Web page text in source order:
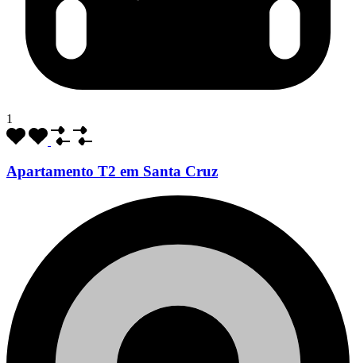
1
Apartamento T2 em Santa Cruz